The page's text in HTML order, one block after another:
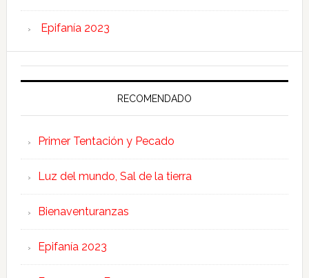
Epifanía 2023
RECOMENDADO
Primer Tentación y Pecado
Luz del mundo, Sal de la tierra
Bienaventuranzas
Epifanía 2023